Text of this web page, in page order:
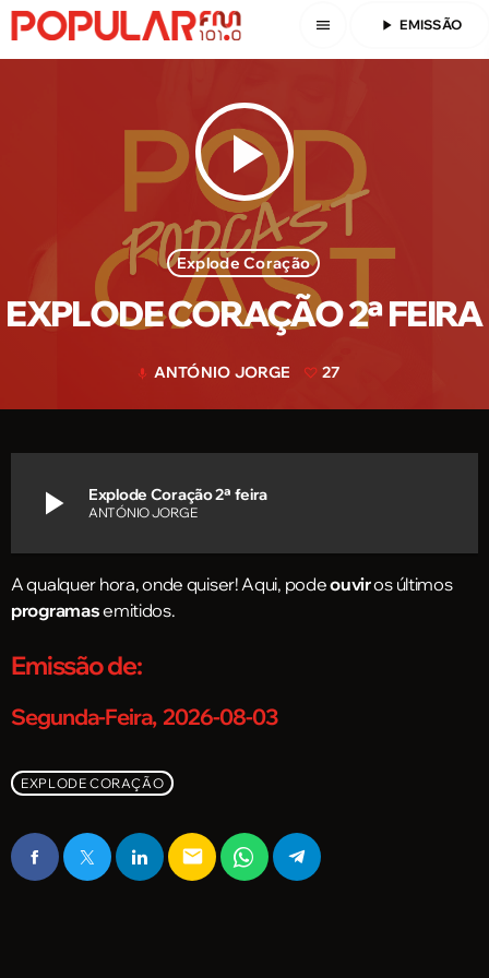
menu play_arrow EMISSÃO
play_arrow
Explode Coração
EXPLODE CORAÇÃO 2ª FEIRA
mic ANTÓNIO JORGE 27
play_arrow Explode Coração 2ª feira
ANTÓNIO JORGE
A qualquer hora, onde quiser! Aqui, podeouviros últimos
programasemitidos.
Emissão de:
Segunda-Feira, 2026-08-03
EXPLODE CORAÇÃO
email